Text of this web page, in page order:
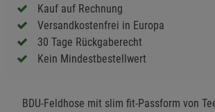
Kauf auf Rechnung
Versandkostenfrei in Europa
30 Tage Rückgaberecht
Kein Mindestbestellwert
BDU-Feldhose mit slim fit-Passform von